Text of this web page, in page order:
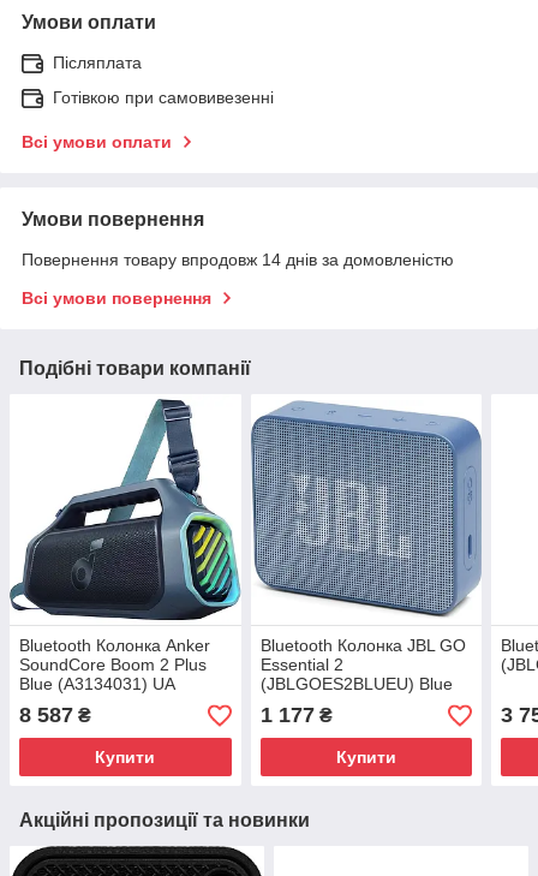
Умови оплати
Післяплата
Готівкою при самовивезенні
Всі умови оплати
Умови повернення
Повернення товару впродовж 14 днів за домовленістю
Всі умови повернення
Подібні товари компанії
Bluetooth Колонка Anker
SoundCore Boom 2 Plus
Blue (A3134031) UA
8 587 ₴
Купити
Bluetooth Колонка JBL GO
Essential 2
(JBLGOES2BLUEU) Blue
UA
1 177₴
Купити
3
Акційні пропозиції та новинки